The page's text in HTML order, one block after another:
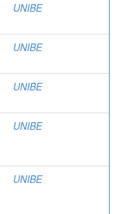
UNIBE
UNIBE
UNIBE
UNIBE
UNIBE